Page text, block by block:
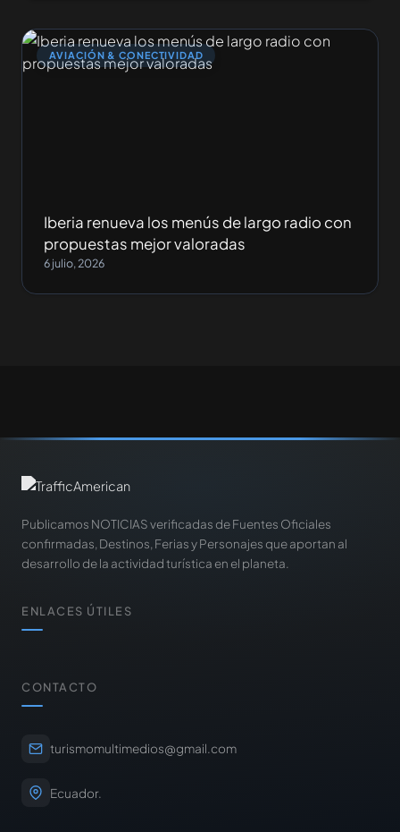
AVIACIÓN & CONECTIVIDAD
Iberia renueva los menús de largo radio con
propuestas mejor valoradas
6 julio, 2026
Publicamos NOTICIAS verificadas de Fuentes Oficiales
confirmadas, Destinos, Ferias y Personajes que aportan al
desarrollo de la actividad turística en el planeta.
ENLACES ÚTILES
CONTACTO
turismomultimedios@gmail.com
Ecuador.